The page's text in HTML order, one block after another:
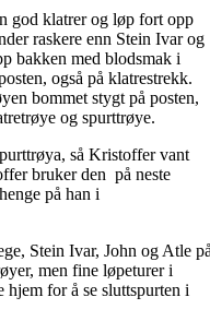
god klatrer og løp fort opp
raskere enn Stein Ivar og
bakken med blodsmak i
også på klatrestrekk.
bommet stygt på posten,
og spurttrøye.
så Kristoffer vant
bruker den på neste
på han i
Stein Ivar, John og Atle
men fine løpeturer i
for å se sluttspurten i